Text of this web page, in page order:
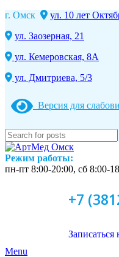
г. Омск
ул. 10 лет
ул. Заозерная, 21
ул. Кемеровская, 8А
ул. Дмитриева, 5/3
Версия для
Режим работы:
пн-пт 8:00-20:00, сб 8:00-
+7
Записаться
Menu